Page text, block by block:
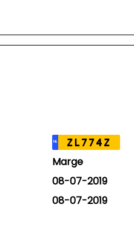
NL ZL774Z
Marge
08-07-2019
08-07-2019